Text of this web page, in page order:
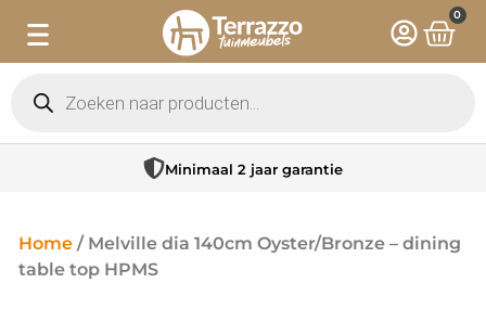
0
Minimaal 2 jaar garantie
Home / Melville dia 140cm Oyster/Bronze – dining
table top HPMS